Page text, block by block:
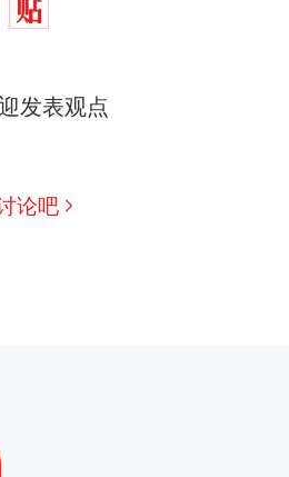
发表观点
论吧